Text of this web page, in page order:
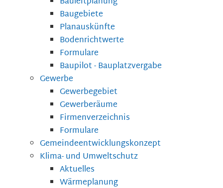
Baugebiete
Planauskünfte
Bodenrichtwerte
Formulare
Baupilot - Bauplatzvergabe
Gewerbe
Gewerbegebiet
Gewerberäume
Firmenverzeichnis
Formulare
Gemeindeentwicklungskonzept
Klima- und Umweltschutz
Aktuelles
Wärmeplanung